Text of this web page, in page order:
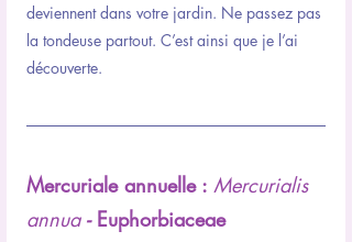
deviennent dans votre jardin. Ne passez pas
la tondeuse partout. C’est ainsi que je l’ai
découverte.
Mercuriale annuelle : Mercurialis
annua - Euphorbiaceae